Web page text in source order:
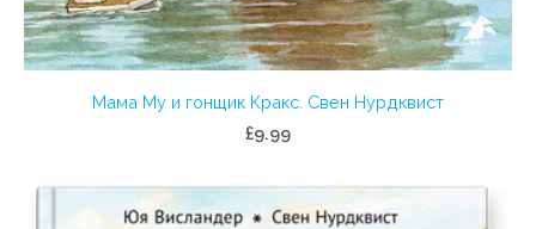
Мама Му и гонщик Кракс. Свен Нурдквист
£9.99